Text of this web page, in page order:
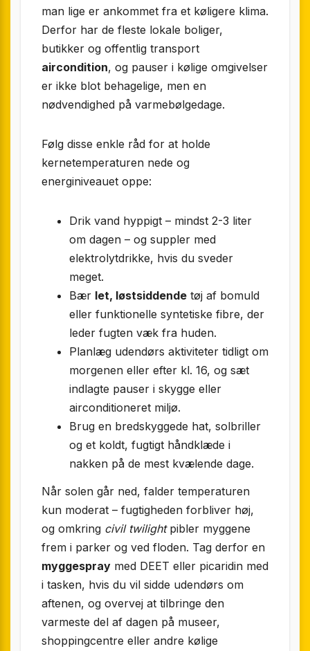
man lige er ankommet fra et køligere klima.
Derfor har de fleste lokale boliger,
butikker og offentlig transport
aircondition, og pauser i kølige omgivelser
er ikke blot behagelige, men en
nødvendighed på varmebølgedage.
Følg disse enkle råd for at holde
kernetemperaturen nede og
energiniveauet oppe:
Drik vand hyppigt – mindst 2-3 liter
om dagen – og suppler med
elektrolytdrikke, hvis du sveder
meget.
Bær let, løstsiddende tøj af bomuld
eller funktionelle syntetiske fibre, der
leder fugten væk fra huden.
Planlæg udendørs aktiviteter tidligt om
morgenen eller efter kl. 16, og sæt
indlagte pauser i skygge eller
airconditioneret miljø.
Brug en bredskyggede hat, solbriller
og et koldt, fugtigt håndklæde i
nakken på de mest kvælende dage.
Når solen går ned, falder temperaturen
kun moderat – fugtigheden forbliver høj,
og omkring civil twilightpibler myggene
frem i parker og ved floden. Tag derfor en
myggespray med DEET eller picaridin med
i tasken, hvis du vil sidde udendørs om
aftenen, og overvej at tilbringe den
varmeste del af dagen på museer,
shoppingcentre eller andre kølige